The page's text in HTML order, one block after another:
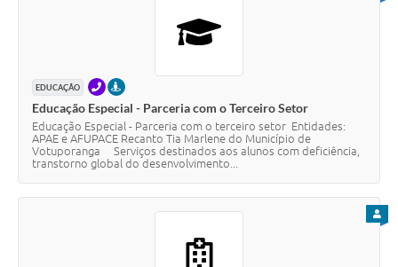
EDUCAÇÃO TELEFONEPRESENCIAL
Educação Especial - Parceria com o Terceiro Setor
Educação Especial - Parceria com o terceiro setor Entidades:
APAE e AFUPACE Recanto Tia Marlene do Município de
Votuporanga Serviços destinados aos alunos com deficiência,
transtorno global do desenvolvimento...